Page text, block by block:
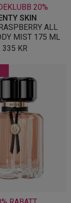
20%
SKIN
ALL
MIST 175 ML
335 KR